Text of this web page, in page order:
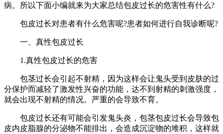
病。所以下面小编就来为大家总结包皮过长的危害性有什么?
包皮过长对患者有什么危害呢?患者如何进行自我诊断呢?
一、真性包皮过长
1.真性包皮过长的危害
包茎过长会引起不射精，因为这样会让鬼头受到皮肤的过
分保护而减轻了激发性兴奋的功能，达不到射精的刺激强度，
就会出现不射精的情况。严重的会导致不育。
包皮过长还有可能会引发鬼头炎，包茎包皮过长会导致包
皮内皮脂腺的分泌物不能排出，会造成沉淀物的堆积，这样就